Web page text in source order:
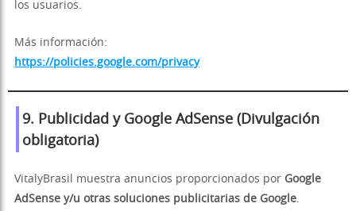
los usuarios.
Más información:
https://policies.google.com/privacy
9. Publicidad y Google AdSense ( Divulgación
obligatoria)
VitalyBrasil muestra anuncios proporcionados por Google
AdSense y/u otras soluciones publicitarias de Google.